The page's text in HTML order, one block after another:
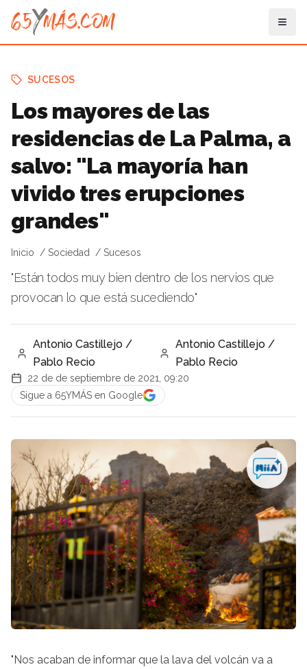
SUCESOS
Los mayores de las
residencias de La Palma, a
salvo: "La mayoría han
vivido tres erupciones
grandes"
Inicio Sociedad Sucesos
"Están todos muy bien dentro de los nervios que
provocan lo que está sucediendo"
Antonio Castillejo /
Pablo Recio
Antonio Castillejo /
Pablo Recio
22 de de septiembre de 2021, 09:20
Sigue a 65YMÁS en Google
"Nos acaban de informar que la lava del volcán va a